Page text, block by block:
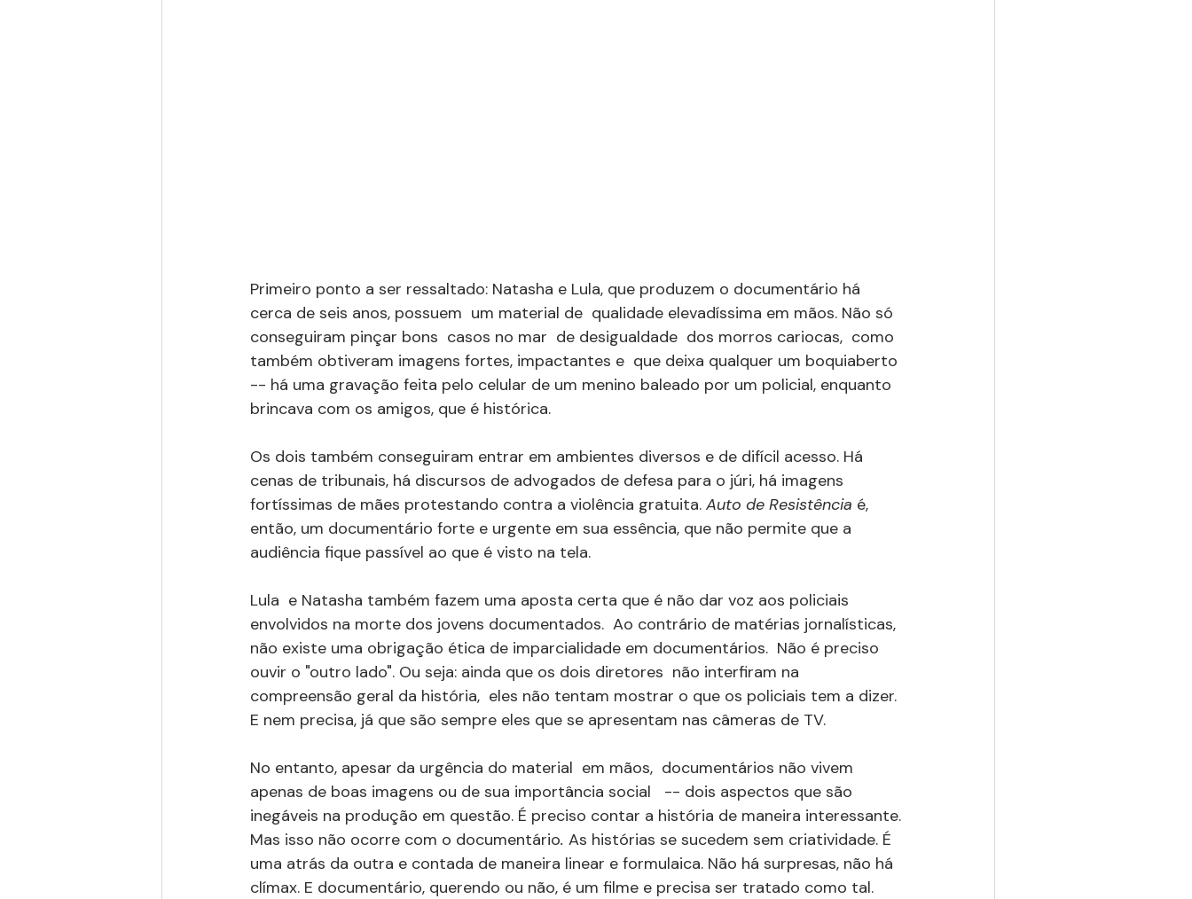
Primeiro ponto a ser ressaltado: Natasha e Lula, que produzem o documentário há
cerca de seis anos, possuem  um material de  qualidade elevadíssima em mãos. Não só
conseguiram pinçar bons  casos no mar  de desigualdade  dos morros cariocas,  como
também obtiveram imagens fortes, impactantes e  que deixa qualquer um boquiaberto
-- há uma gravação feita pelo celular de um menino baleado por um policial, enquanto
brincava com os amigos, que é histórica.
Os dois também conseguiram entrar em ambientes diversos e de difícil acesso. Há
cenas de tribunais, há discursos de advogados de defesa para o júri, há imagens
fortíssimas de mães protestando contra a violência gratuita. Auto de Resistência é,
então, um documentário forte e urgente em sua essência, que não permite que a
audiência fique passível ao que é visto na tela.
Lula  e Natasha também fazem uma aposta certa que é não dar voz aos policiais
envolvidos na morte dos jovens documentados.  Ao contrário de matérias jornalísticas,
não existe uma obrigação ética de imparcialidade em documentários.  Não é preciso
ouvir o "outro lado". Ou seja: ainda que os dois diretores  não interfiram na
compreensão geral da história,  eles não tentam mostrar o que os policiais tem a dizer.
E nem precisa, já que são sempre eles que se apresentam nas câmeras de TV.
No entanto, apesar da urgência do material  em mãos,  documentários não vivem
apenas de boas imagens ou de sua importância social   -- dois aspectos que são
inegáveis na produção em questão. É preciso contar a história de maneira interessante.
Mas isso não ocorre com o documentário. As histórias se sucedem sem criatividade. É
uma atrás da outra e contada de maneira linear e formulaica. Não há surpresas, não há
clímax. E documentário, querendo ou não, é um filme e precisa ser tratado como tal.